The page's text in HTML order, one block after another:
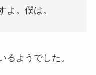
よ。僕は。
るようでした。